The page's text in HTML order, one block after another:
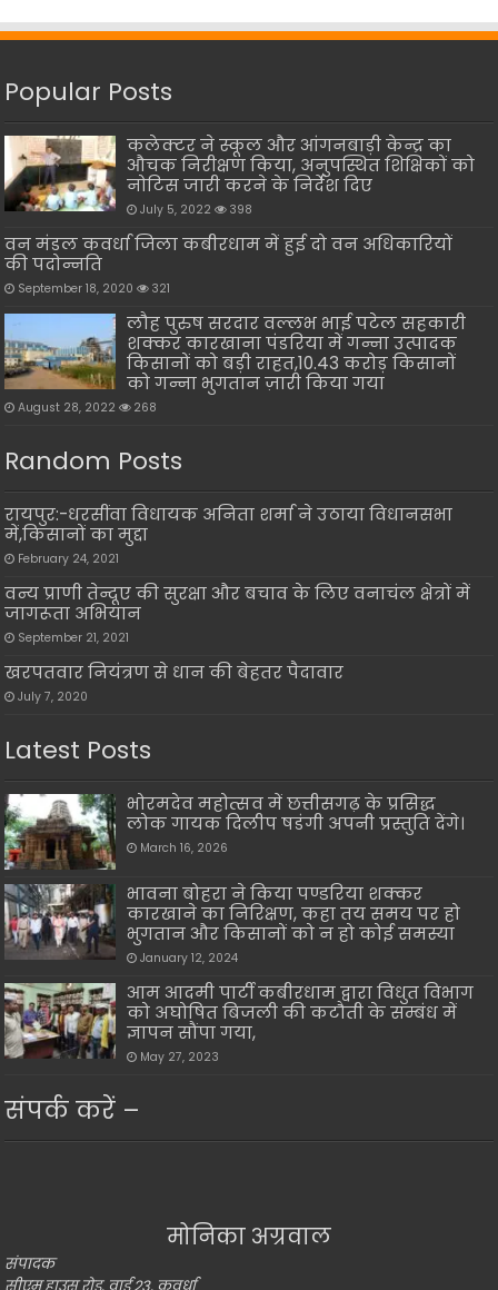
Popular Posts
कलेक्टर ने स्कूल और आंगनबाड़ी केन्द्र का
औचक निरीक्षण किया, अनुपस्थित शिक्षिकों को
नोटिस जारी करने के निर्देश दिए
July 5, 2022 398
वन मंडल कवर्धा जिला कबीरधाम में हुई दो वन अधिकारियों
की पदोन्नति
September 18, 2020 321
लौह पुरुष सरदार वल्लभ भाई पटेल सहकारी
शक्कर कारखाना पंडरिया में गन्ना उत्पादक
किसानों को बड़ी राहत,10.43 करोड़ किसानों
को गन्ना भुगतान ज़ारी किया गया
August 28, 2022 268
Random Posts
रायपुर:-धरसींवा विधायक अनिता शर्मा ने उठाया विधानसभा
में,किसानों का मुद्दा
February 24, 2021
वन्य प्राणी तेन्दूए की सुरक्षा और बचाव के लिए वनाचंल क्षेत्रों में
जागरूता अभियान
September 21, 2021
खरपतवार नियंत्रण से धान की बेहतर पैदावार
July 7, 2020
Latest Posts
भोरमदेव महोत्सव में छत्तीसगढ़ के प्रसिद्ध
लोक गायक दिलीप षडंगी अपनी प्रस्तुति देंगे।
March 16, 2026
भावना बोहरा ने किया पण्डरिया शक्कर
कारखाने का निरिक्षण, कहा तय समय पर हो
भुगतान और किसानों को न हो कोई समस्या
January 12, 2024
आम आदमी पार्टी कबीरधाम द्वारा विधुत विभाग
को अघोषित बिजली की कटौती के सम्बंध में
ज्ञापन सौंपा गया,
May 27, 2023
संपर्क करें –
मोनिका अग्रवाल
संपादक